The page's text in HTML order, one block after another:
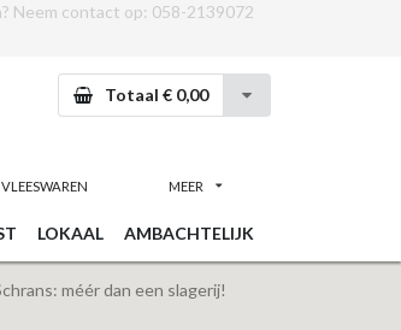
Neem contact op: 058-2139072
Totaal € 0,00
VLEESWAREN MEER
LOKAAL AMBACHTELIJK
méér dan een slagerij!